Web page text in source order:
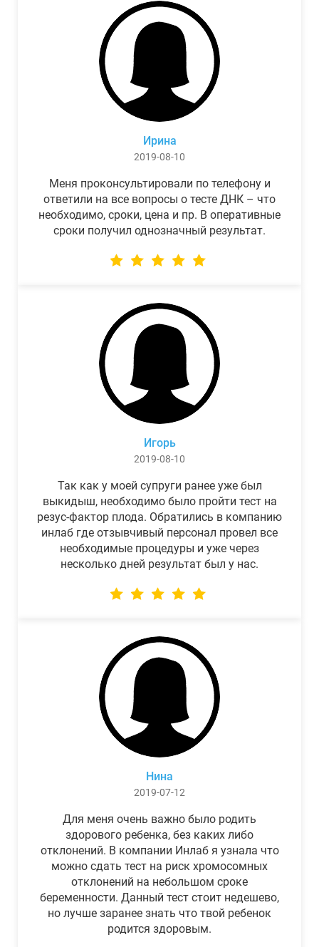
Ирина
2019-08-10
Меня проконсультировали по телефону и
ответили на все вопросы о тесте ДНК – что
необходимо, сроки, цена и пр. В оперативные
сроки получил однозначный результат.
Игорь
2019-08-10
Так как у моей супруги ранее уже был
выкидыш, необходимо было пройти тест на
резус-фактор плода. Обратились в компанию
инлаб где отзывчивый персонал провел все
необходимые процедуры и уже через
несколько дней результат был у нас.
Нина
2019-07-12
Для меня очень важно было родить
здорового ребенка, без каких либо
отклонений. В компании Инлаб я узнала что
можно сдать тест на риск хромосомных
отклонений на небольшом сроке
беременности. Данный тест стоит недешево,
но лучше заранее знать что твой ребенок
родится здоровым.